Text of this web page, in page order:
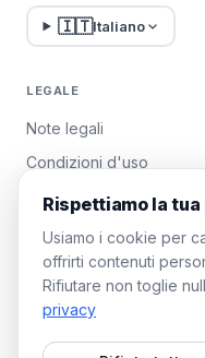
🇮🇹Italiano
LEGALE
Note legali
Condizioni d'uso
Politica sulla privacy
Gestisci i cookie
WAALAXY
Rispettiamo la tua
Usiamo i cookie per
offrirti contenuti
Rifiutare non toglie
privacy